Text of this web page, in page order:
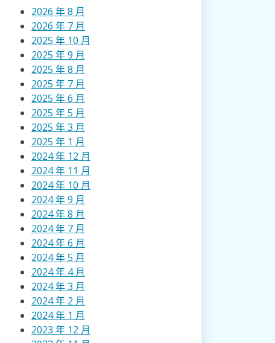
2026 年 8 月
2026 年 7 月
2025 年 10 月
2025 年 9 月
2025 年 8 月
2025 年 7 月
2025 年 6 月
2025 年 5 月
2025 年 3 月
2025 年 1 月
2024 年 12 月
2024 年 11 月
2024 年 10 月
2024 年 9 月
2024 年 8 月
2024 年 7 月
2024 年 6 月
2024 年 5 月
2024 年 4 月
2024 年 3 月
2024 年 2 月
2024 年 1 月
2023 年 12 月